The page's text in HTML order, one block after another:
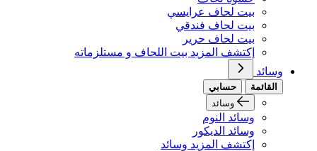
بيت لحاف عرايسي
بيت لحاف فندقي
بيت لحاف حرير
إكتشف المزيد بيت اللحاف و مستلزماته
وسائد
القائمة
حسابي
وسائد
وسائد النوم
وسائد الديكور
إكتشف المزيد وسائد